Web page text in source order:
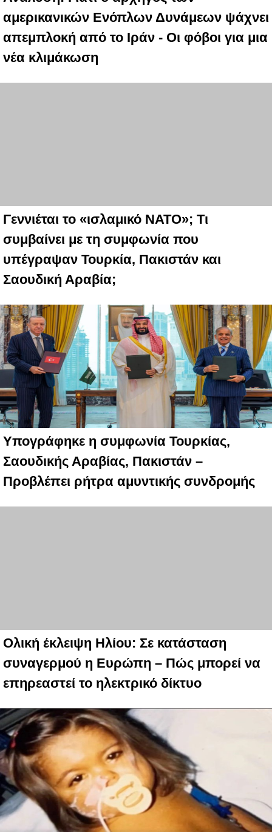
αμερικανικών Ενόπλων Δυνάμεων ψάχνει
απεμπλοκή από το Ιράν - Οι φόβοι για μια
νέα κλιμάκωση
Γεννιέται το «ισλαμικό ΝΑΤΟ»; Τι
συμβαίνει με τη συμφωνία που
υπέγραψαν Τουρκία, Πακιστάν και
Σαουδική Αραβία;
Υπογράφηκε η συμφωνία Τουρκίας,
Σαουδικής Αραβίας, Πακιστάν –
Προβλέπει ρήτρα αμυντικής συνδρομής
Ολική έκλειψη Ηλίου: Σε κατάσταση
συναγερμού η Ευρώπη – Πώς μπορεί να
επηρεαστεί το ηλεκτρικό δίκτυο